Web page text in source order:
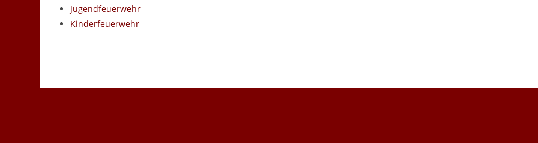
Jugendfeuerwehr
Kinderfeuerwehr